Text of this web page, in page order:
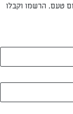
יוגב חתוקה
טעם. הרשמו וקבלו